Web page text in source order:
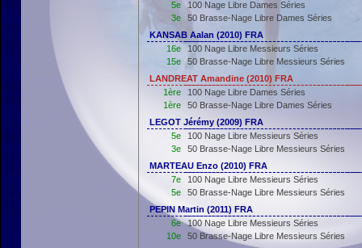
5e
100 Nage Libre Dames Séries
3e
50 Brasse-Nage Libre Dames Séries
KANSAB Aalan (2010) FRA
16e
100 Nage Libre Messieurs Séries
15e
50 Brasse-Nage Libre Messieurs Séries
LANDREAT Amandine (2010) FRA
1ère
100 Nage Libre Dames Séries
1ère
50 Brasse-Nage Libre Dames Séries
LEGOT Jérémy (2009) FRA
5e
100 Nage Libre Messieurs Séries
3e
50 Brasse-Nage Libre Messieurs Séries
MARTEAU Enzo (2010) FRA
7e
100 Nage Libre Messieurs Séries
5e
50 Brasse-Nage Libre Messieurs Séries
PEPIN Martin (2011) FRA
6e
100 Nage Libre Messieurs Séries
10e
50 Brasse-Nage Libre Messieurs Séries